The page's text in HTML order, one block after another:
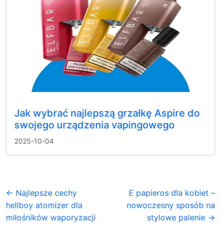
Jak wybrać najlepszą grzałkę Aspire do
swojego urządzenia vapingowego
2025-10-04
← Najlepsze cechy
hellboy atomizer dla
miłośników waporyzacji
E papieros dla kobiet –
nowoczesny sposób na
stylowe palenie →